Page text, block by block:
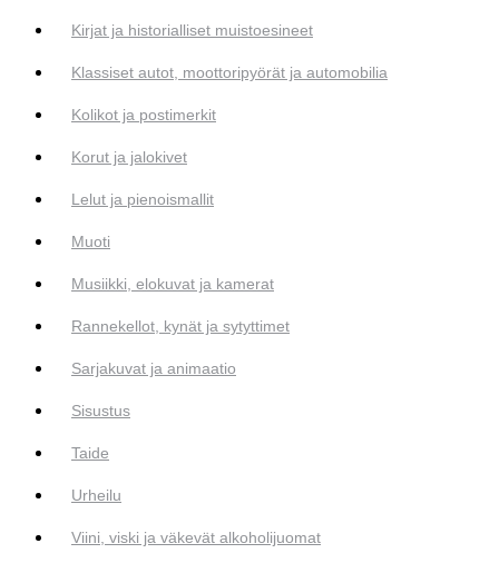
Kirjat ja historialliset muistoesineet
Klassiset autot, moottoripyörät ja automobilia
Kolikot ja postimerkit
Korut ja jalokivet
Lelut ja pienoismallit
Muoti
Musiikki, elokuvat ja kamerat
Rannekellot, kynät ja sytyttimet
Sarjakuvat ja animaatio
Sisustus
Taide
Urheilu
Viini, viski ja väkevät alkoholijuomat